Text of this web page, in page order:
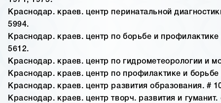
Краснодар. краев. центр перинатальной
5994.
Краснодар. краев. центр по борьбе и
5612.
Краснодар. краев. центр по гидрометеорологии и
Краснодар. краев. центр по профилактике и
Краснодар. краев. центр развития образования. #
Краснодар. краев. центр творч. развития и гуманит.